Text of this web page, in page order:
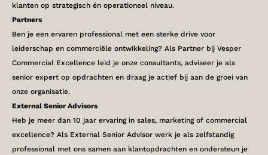
klanten op strategisch én operationeel niveau.
Partners
Ben je een ervaren professional met een sterke drive voor
leiderschap en commerciële ontwikkeling? Als Partner bij Vesper
Commercial Excellence leid je onze consultants, adviseer je als
senior expert op opdrachten en draag je actief bij aan de groei van
onze organisatie.
External Senior Advisors
Heb je meer dan 10 jaar ervaring in sales, marketing of commercial
excellence? Als External Senior Advisor werk je als zelfstandig
professional met ons samen aan klantopdrachten en ondersteun je